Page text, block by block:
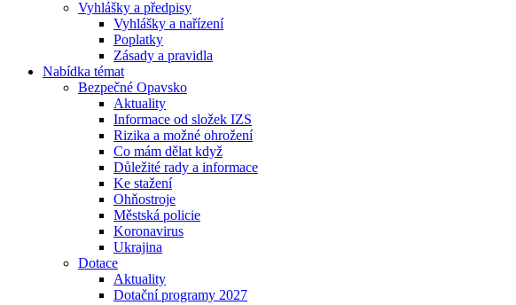
Vyhlášky a předpisy
Vyhlášky a nařízení
Poplatky
Zásady a pravidla
Nabídka témat
Bezpečné Opavsko
Aktuality
Informace od složek IZS
Rizika a možné ohrožení
Co mám dělat když
Důležité rady a informace
Ke stažení
Ohňostroje
Městská policie
Koronavirus
Ukrajina
Dotace
Aktuality
Dotační programy 2027